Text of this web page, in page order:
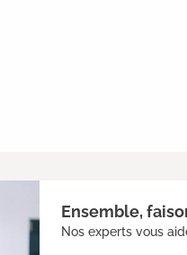
Ensemble,
Nos experts vous